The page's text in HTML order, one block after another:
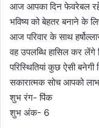
आज आपका दिन फेवरेबल
भविष्य को बेहतर बनाने के
आज परिवार के साथ
वह उपलब्धि हासिल कर
परिस्थितियां कुछ ऐसी
सकारात्मक सोच आपको
शुभ रंग- पिंक
शुभ अंक- 6